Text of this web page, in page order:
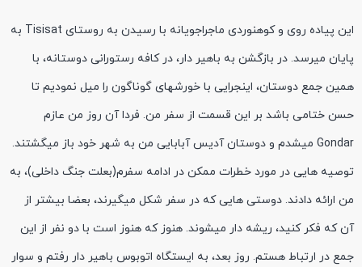
این پیاده روی و کوهنوردی ماجراجویانه با رسیدن به روستای Tisisat به
پایان میرسد. در بازگشن به باهیر دار، در کافه رستورانی دوستانه، با
همین جمع دوستان، اینجرایی با خورشهای گوناگون را میل نمودیم تا
حسن ختامی باشد بر این قسمت از سفر من. فردا آن روز من عازم
Gondar میشدم و دوستان آدیس آبابایی من به شهر خود باز میگشتند.
توصیه هایی در مورد خطرات ممکن در ادامه سفرم(بعلت جنگ داخلی)، به
من ارائه دادند. دوستی هایی که در سفر شکل میگیرند، بعضا بیشتر از
آن که فکر کنید، ریشه دار میشوند. هنوز که هنوز است با دو نفر از این
جمع در ارتباط هستم. روز بعد، به ایستگاه اتوبوس باهیر دار رفتم و سوار